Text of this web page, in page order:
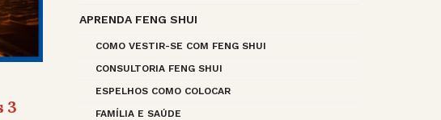
3
APRENDA FENG SHUI
COMO VESTIR-SE COM FENG SHUI
CONSULTORIA FENG SHUI
ESPELHOS COMO COLOCAR
FAMÍLIA E SAÚDE